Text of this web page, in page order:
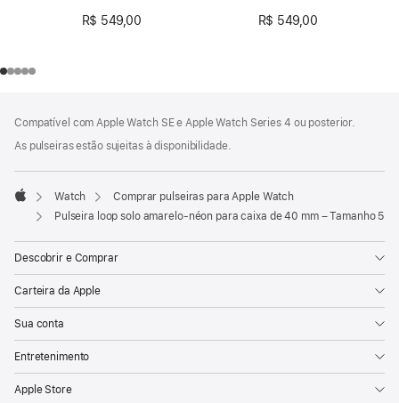
R$ 549,00
R$ 549,00
de
rodapé
Compatível com Apple Watch SE e Apple Watch Series 4 ou posterior.
As pulseiras estão sujeitas à disponibilidade.
Apple
Watch
Comprar pulseiras para Apple Watch
Pulseira loop solo amarelo-néon para caixa de 40 mm – Tamanho 5
Descobrir e Comprar
Carteira da Apple
Sua conta
Entretenimento
Apple Store